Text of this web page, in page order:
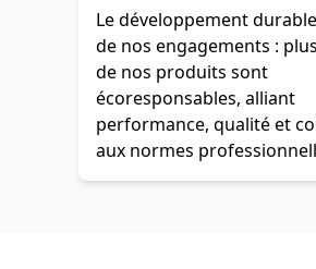
Le développement
de nos engagements :
de nos produits sont
écoresponsables, alliant
performance, qualité et
aux normes